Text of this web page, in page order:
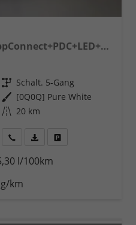
1.0 MPI Sitzheizung+AppConnect+PDC+LED+Touch+Lichtsensor+MultiLenkrad
Getriebe Schalt. 5-Gang
Außenfarbe [0Q0Q] Pure White
Kilometerstand 20 km
anfordern
Datei,
l/100km
km